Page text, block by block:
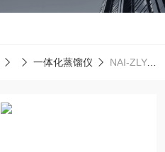
一体化蒸馏仪 NAI-ZLY-6F青岛智能水蒸气蒸馏仪厂家报价